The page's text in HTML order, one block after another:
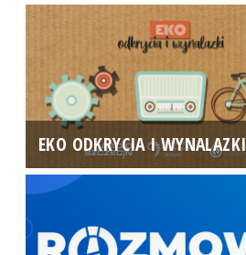
EKO ODKRYCIA I WYNALAZKI